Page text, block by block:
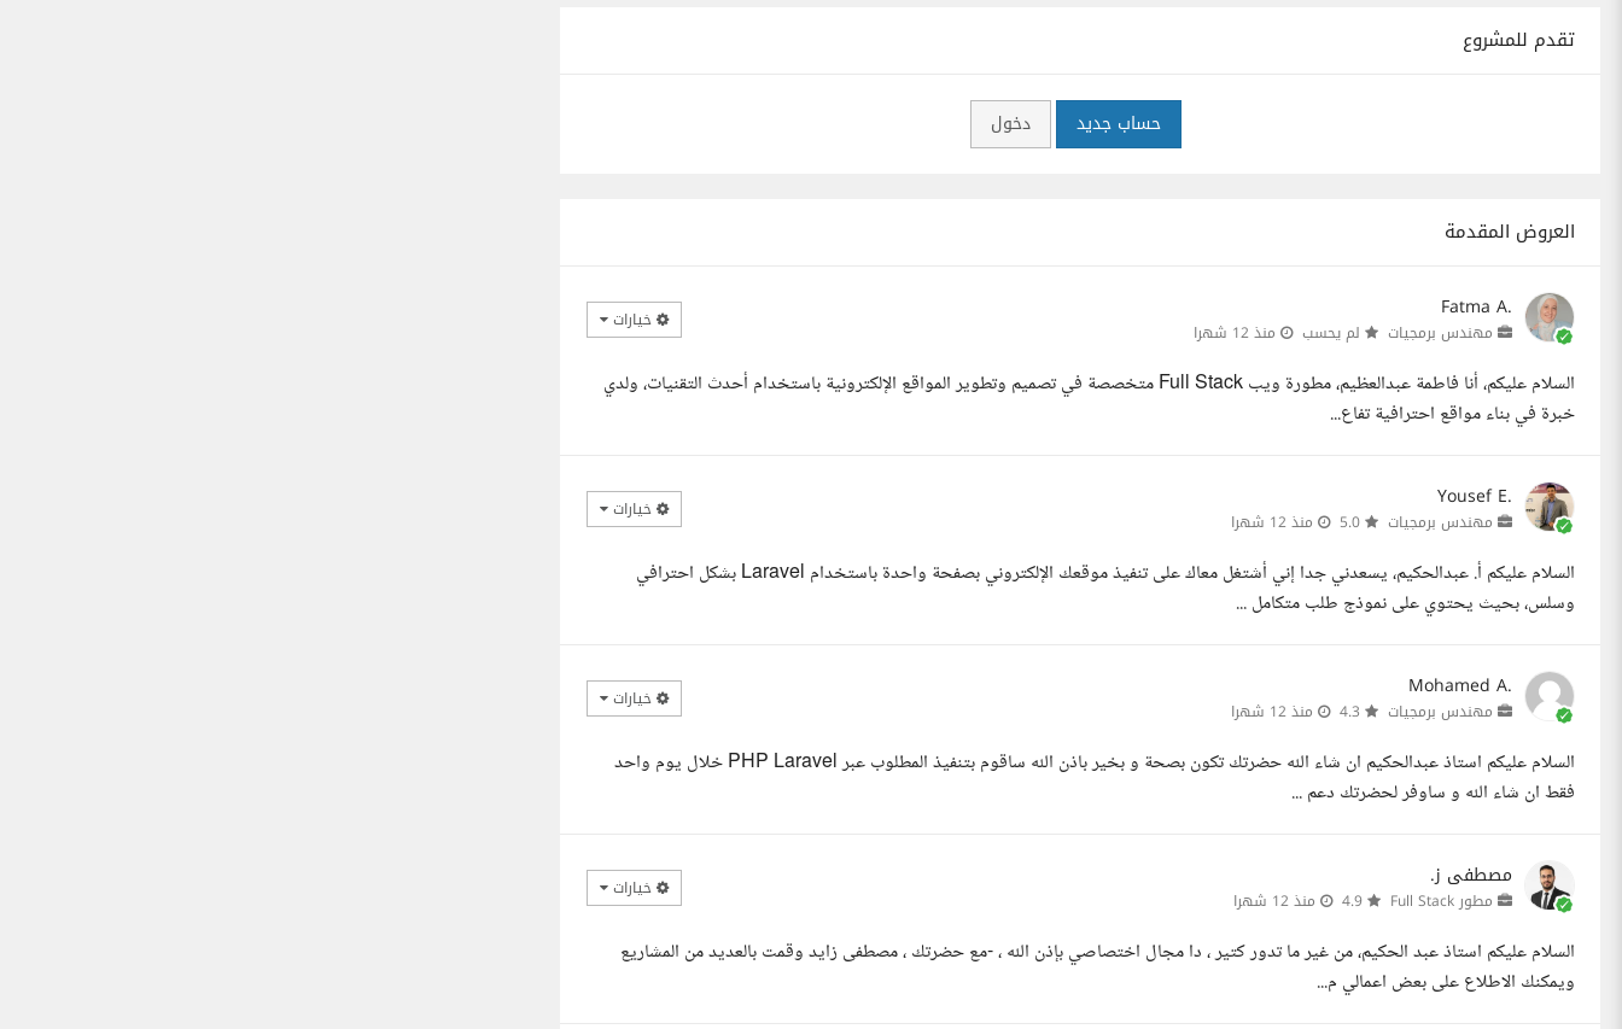
تقدم للمشروع
حساب جديد دخول
العروض المقدمة
Fatma A.
مهندس برمجيات لم يحسب منذ 12 شهرا خيارات
السلام عليكم، أنا فاطمة عبدالعظيم، مطورة ويب Full Stack متخصصة في تصميم وتطوير المواقع الإلكترونية باستخدام أحدث التقنيات، ولدي
خبرة في بناء مواقع احترافية تفاع...
Yousef E.
مهندس برمجيات منذ 12 شهرا خيارات
السلام عليكم أ. عبدالحكيم، يسعدني جدا إني أشتغل معاك على تنفيذ موقعك الإلكتروني بصفحة واحدة باستخدام Laravel بشكل احترافي
وسلس، بحيث يحتوي على نموذج طلب متكامل ...
Mohamed A.
مهندس برمجيات منذ 12 شهرا خيارات
السلام عليكم استاذ عبدالحكيم ان شاء الله حضرتك تكون بصحة و بخير باذن الله ساقوم بتنفيذ المطلوب عبر PHP Laravel خلال يوم واحد
فقط ان شاء الله و ساوفر لحضرتك دعم ...
مصطفى ز.
مطور Full Stack منذ 12 شهرا خيارات
السلام عليكم استاذ عبد الحكيم، من غير ما تدور كتير ، دا مجال اختصاصي بإذن الله ، -مع حضرتك ، مصطفى زايد وقمت بالعديد من المشاريع
ويمكنك الاطلاع على بعض اعمالي م...